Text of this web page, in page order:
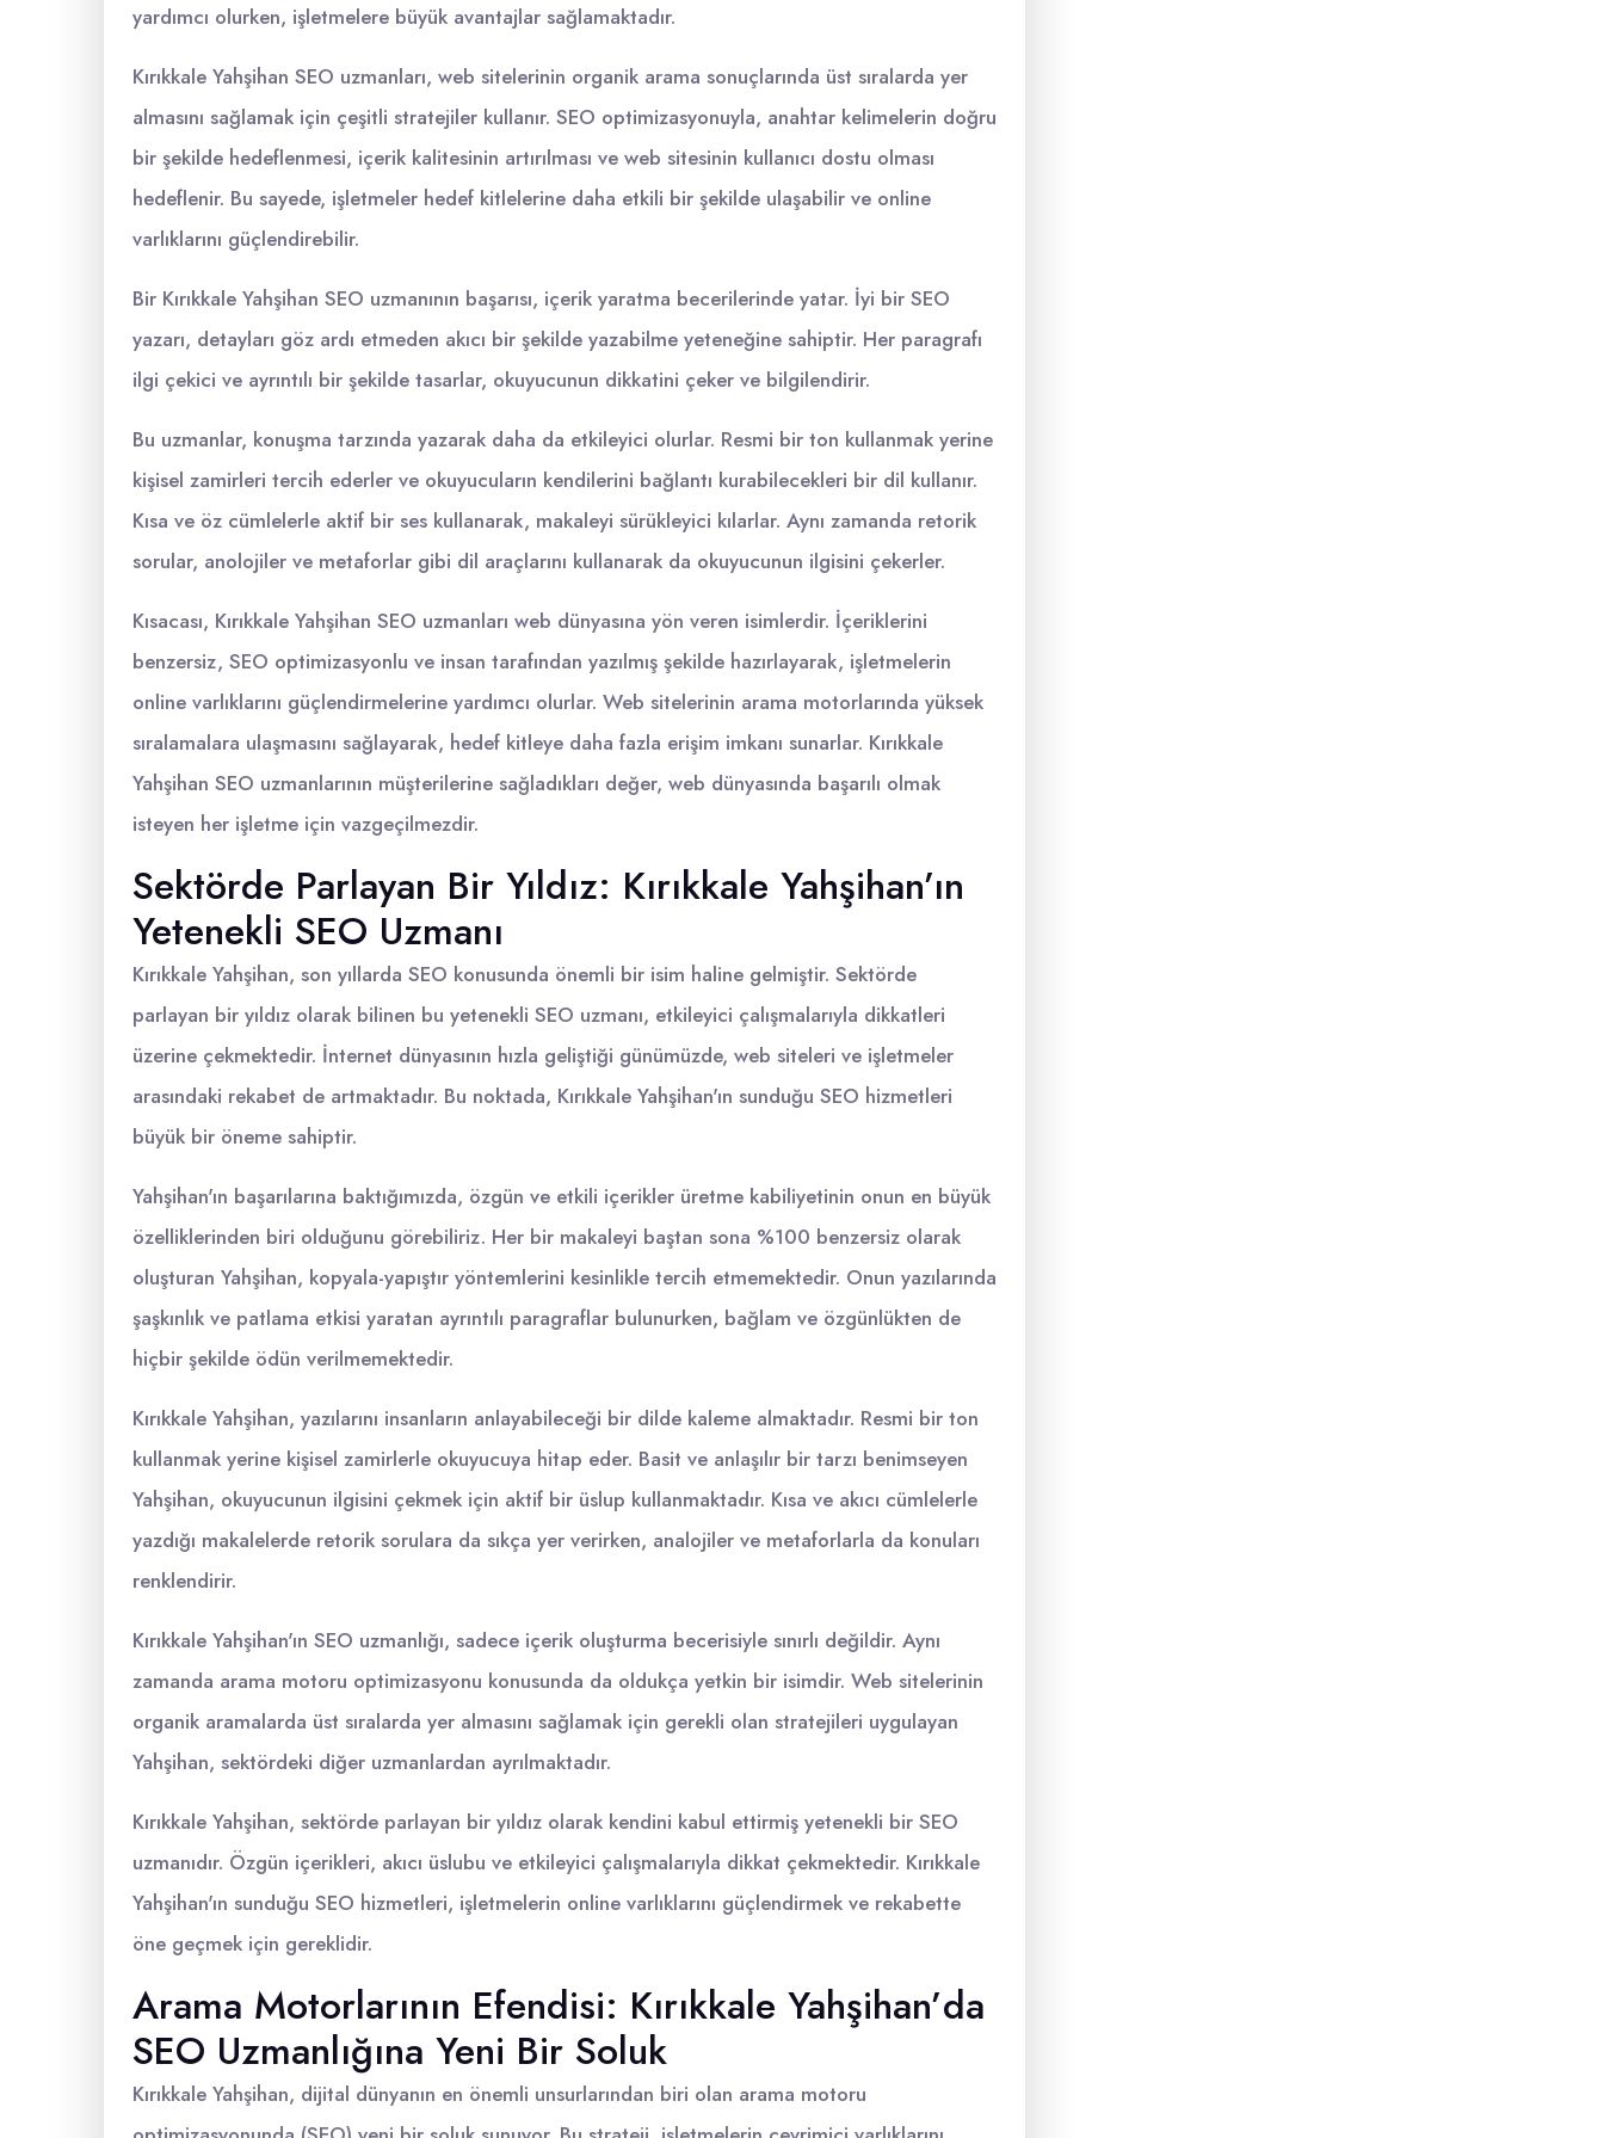
yardımcı olurken, işletmelere büyük avantajlar sağlamaktadır.
Kırıkkale Yahşihan SEO uzmanları, web sitelerinin organik arama sonuçlarında üst sıralarda yer
almasını sağlamak için çeşitli stratejiler kullanır. SEO optimizasyonuyla, anahtar kelimelerin doğru
bir şekilde hedeflenmesi, içerik kalitesinin artırılması ve web sitesinin kullanıcı dostu olması
hedeflenir. Bu sayede, işletmeler hedef kitlelerine daha etkili bir şekilde ulaşabilir ve online
varlıklarını güçlendirebilir.
Bir Kırıkkale Yahşihan SEO uzmanının başarısı, içerik yaratma becerilerinde yatar. İyi bir SEO
yazarı, detayları göz ardı etmeden akıcı bir şekilde yazabilme yeteneğine sahiptir. Her paragrafı
ilgi çekici ve ayrıntılı bir şekilde tasarlar, okuyucunun dikkatini çeker ve bilgilendirir.
Bu uzmanlar, konuşma tarzında yazarak daha da etkileyici olurlar. Resmi bir ton kullanmak yerine
kişisel zamirleri tercih ederler ve okuyucuların kendilerini bağlantı kurabilecekleri bir dil kullanır.
Kısa ve öz cümlelerle aktif bir ses kullanarak, makaleyi sürükleyici kılarlar. Aynı zamanda retorik
sorular, anolojiler ve metaforlar gibi dil araçlarını kullanarak da okuyucunun ilgisini çekerler.
Kısacası, Kırıkkale Yahşihan SEO uzmanları web dünyasına yön veren isimlerdir. İçeriklerini
benzersiz, SEO optimizasyonlu ve insan tarafından yazılmış şekilde hazırlayarak, işletmelerin
online varlıklarını güçlendirmelerine yardımcı olurlar. Web sitelerinin arama motorlarında yüksek
sıralamalara ulaşmasını sağlayarak, hedef kitleye daha fazla erişim imkanı sunarlar. Kırıkkale
Yahşihan SEO uzmanlarının müşterilerine sağladıkları değer, web dünyasında başarılı olmak
isteyen her işletme için vazgeçilmezdir.
Sektörde Parlayan Bir Yıldız: Kırıkkale Yahşihan’ın
Yetenekli SEO Uzmanı
Kırıkkale Yahşihan, son yıllarda SEO konusunda önemli bir isim haline gelmiştir. Sektörde
parlayan bir yıldız olarak bilinen bu yetenekli SEO uzmanı, etkileyici çalışmalarıyla dikkatleri
üzerine çekmektedir. İnternet dünyasının hızla geliştiği günümüzde, web siteleri ve işletmeler
arasındaki rekabet de artmaktadır. Bu noktada, Kırıkkale Yahşihan'ın sunduğu SEO hizmetleri
büyük bir öneme sahiptir.
Yahşihan'ın başarılarına baktığımızda, özgün ve etkili içerikler üretme kabiliyetinin onun en büyük
özelliklerinden biri olduğunu görebiliriz. Her bir makaleyi baştan sona %100 benzersiz olarak
oluşturan Yahşihan, kopyala-yapıştır yöntemlerini kesinlikle tercih etmemektedir. Onun yazılarında
şaşkınlık ve patlama etkisi yaratan ayrıntılı paragraflar bulunurken, bağlam ve özgünlükten de
hiçbir şekilde ödün verilmemektedir.
Kırıkkale Yahşihan, yazılarını insanların anlayabileceği bir dilde kaleme almaktadır. Resmi bir ton
kullanmak yerine kişisel zamirlerle okuyucuya hitap eder. Basit ve anlaşılır bir tarzı benimseyen
Yahşihan, okuyucunun ilgisini çekmek için aktif bir üslup kullanmaktadır. Kısa ve akıcı cümlelerle
yazdığı makalelerde retorik sorulara da sıkça yer verirken, analojiler ve metaforlarla da konuları
renklendirir.
Kırıkkale Yahşihan'ın SEO uzmanlığı, sadece içerik oluşturma becerisiyle sınırlı değildir. Aynı
zamanda arama motoru optimizasyonu konusunda da oldukça yetkin bir isimdir. Web sitelerinin
organik aramalarda üst sıralarda yer almasını sağlamak için gerekli olan stratejileri uygulayan
Yahşihan, sektördeki diğer uzmanlardan ayrılmaktadır.
Kırıkkale Yahşihan, sektörde parlayan bir yıldız olarak kendini kabul ettirmiş yetenekli bir SEO
uzmanıdır. Özgün içerikleri, akıcı üslubu ve etkileyici çalışmalarıyla dikkat çekmektedir. Kırıkkale
Yahşihan'ın sunduğu SEO hizmetleri, işletmelerin online varlıklarını güçlendirmek ve rekabette
öne geçmek için gereklidir.
Arama Motorlarının Efendisi: Kırıkkale Yahşihan’da
SEO Uzmanlığına Yeni Bir Soluk
Kırıkkale Yahşihan, dijital dünyanın en önemli unsurlarından biri olan arama motoru